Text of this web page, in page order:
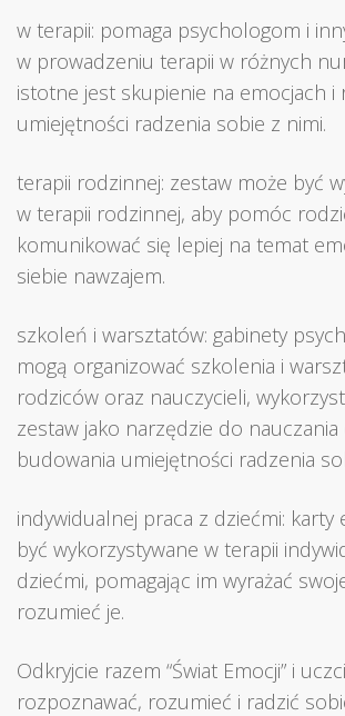
w terapii: pomaga psychologom i
w prowadzeniu terapii w różnych
istotne jest skupienie na emocjach i
umiejętności radzenia sobie z nimi.
terapii rodzinnej: zestaw może być
w terapii rodzinnej, aby pomóc
komunikować się lepiej na temat
siebie nawzajem.
szkoleń i warsztatów: gabinety
mogą organizować szkolenia i
rodziców oraz nauczycieli,
zestaw jako narzędzie do
budowania umiejętności radzenia
indywidualnej praca z dziećmi: karty
być wykorzystywane w terapii
dziećmi, pomagając im wyrażać
rozumieć je.
Odkryjcie razem “Świat Emocji” i
rozpoznawać, rozumieć i radzić